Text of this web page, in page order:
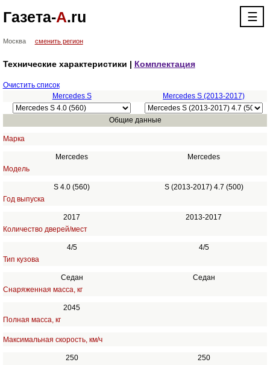
Газета-А.ru ☰
Москва сменить регион
Технические характеристики | Комплектация
Очистить список
Mercedes S
Mercedes S (2013-2017)
Общие данные
Марка
Mercedes
Mercedes
Модель
S 4.0 (560)
S (2013-2017) 4.7 (500)
Год выпуска
2017
2013-2017
Количество дверей/мест
4/5
4/5
Тип кузова
Седан
Седан
Снаряженная масса, кг
2045
Полная масса, кг
Максимальная скорость, км/ч
250
250